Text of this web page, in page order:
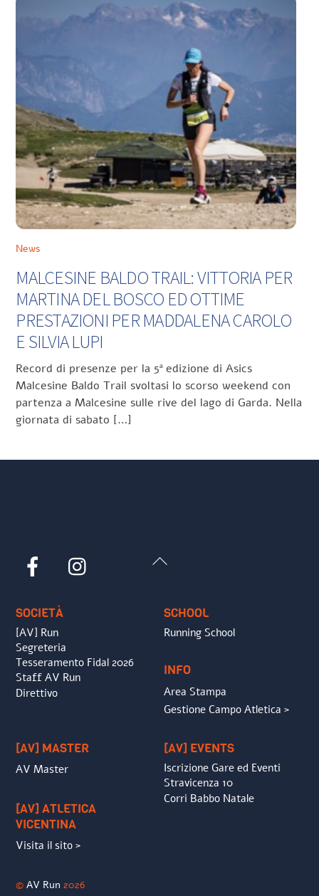
News
MALCESINE BALDO TRAIL: VITTORIA PER
MARTINA DEL BOSCO ED OTTIME
PRESTAZIONI PER MADDALENA CAROLO
E SILVIA LUPI
Record di presenze per la 5ª edizione di Asics
Malcesine Baldo Trail svoltasi lo scorso weekend con
partenza a Malcesine sulle rive del lago di Garda. Nella
giornata di sabato […]
Back
Facebook
SOCIETÀ
[AV] Run
Segreteria
Tesseramento Fidal 2026
Staff AV Run
Direttivo
SCHOOL
Running School
INFO
Area Stampa
Gestione Campo Atletica >
[AV] MASTER
AV Master
[AV] ATLETICA
VICENTINA
Visita il sito >
[AV] EVENTS
Iscrizione Gare ed Eventi
Stravicenza 10
Corri Babbo Natale
©AV Run 2026